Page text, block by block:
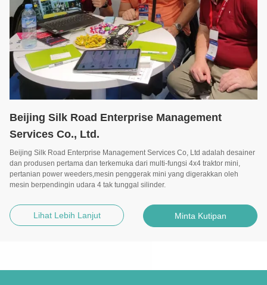
Beijing Silk Road Enterprise Management
Services Co., Ltd.
Beijing Silk Road Enterprise Management Services Co, Ltd adalah desainer
dan produsen pertama dan terkemuka dari multi-fungsi 4x4 traktor mini,
pertanian power weeders,mesin penggerak mini yang digerakkan oleh
mesin berpendingin udara 4 tak tunggal silinder.
Lihat Lebih Lanjut Minta Kutipan